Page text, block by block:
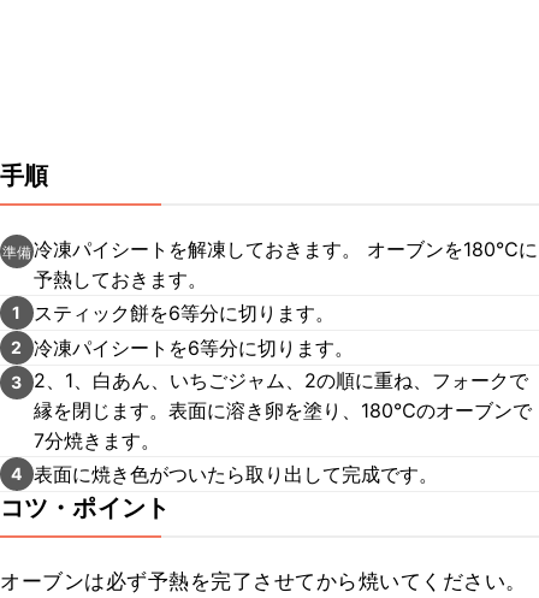
手順
準備冷凍パイシートを解凍しておきます。 オーブンを180℃に
予熱しておきます。
1 スティック餅を6等分に切ります。
2 冷凍パイシートを6等分に切ります。
3
2、1、白あん、いちごジャム、2の順に重ね、フォークで
縁を閉じます。表面に溶き卵を塗り、180℃のオーブンで
7分焼きます。
4 表面に焼き色がついたら取り出して完成です。
コツ・ポイント
オーブンは必ず予熱を完了させてから焼いてください。